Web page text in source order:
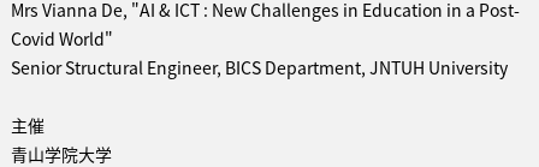
Mrs Vianna De, "AI & ICT : New Challenges in Education in a Post-
Covid World"
Senior Structural Engineer, BICS Department, JNTUH University
主催
青山学院大学